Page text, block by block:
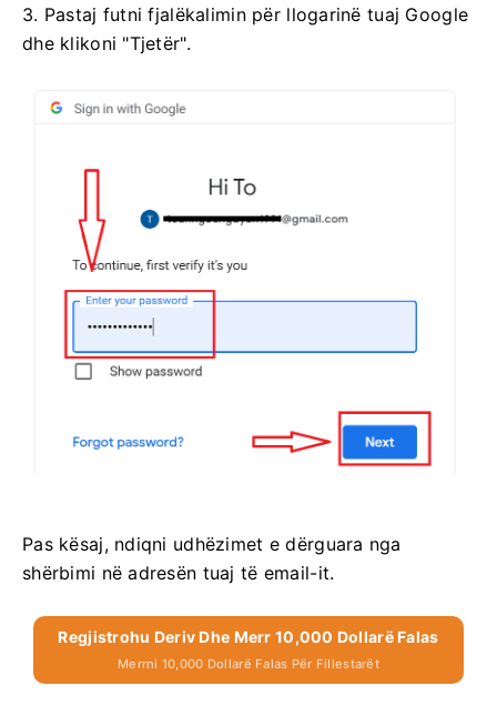
3. Pastaj futni fjalëkalimin për llogarinë tuaj Google
dhe klikoni "Tjetër".
Pas kësaj, ndiqni udhëzimet e dërguara nga
shërbimi në adresën tuaj të email-it.
Regjistrohu Deriv Dhe Merr 10,000 Dollarë Falas
Merrni 10,000 Dollarë Falas Për Fillestarët